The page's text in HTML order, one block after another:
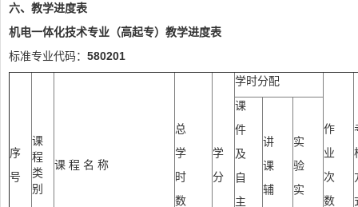
六、教学进度表
机电一体化技术专业（高起专）教学进度表
标准专业代码： 580201
序
号
课
程
类
别
课 程 名 称
总
学
时
数
学
分
学时分配
作
业
次
数
课
件
及
自
主
讲
课
辅
实
验
实